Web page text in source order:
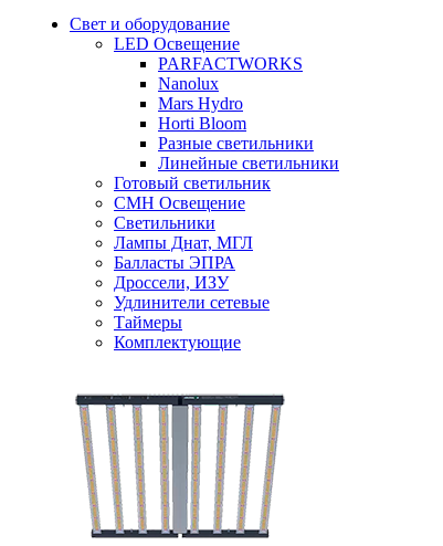
Свет и оборудование
LED Освещение
PARFACTWORKS
Nanolux
Mars Hydro
Horti Bloom
Разные светильники
Линейные светильники
Готовый светильник
CMH Освещение
Светильники
Лампы Днат, МГЛ
Балласты ЭПРА
Дроссели, ИЗУ
Удлинители сетевые
Таймеры
Комплектующие